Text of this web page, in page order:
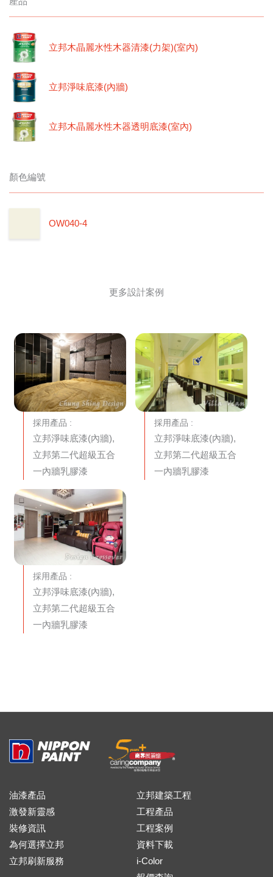
立邦木晶麗水性木器清漆(力架)(室內)
立邦淨味底漆(內牆)
立邦木晶麗水性木器透明底漆(室內)
顏色編號
OW040-4
更多設計案例
採用產品 :
立邦淨味底漆(內牆),
立邦第二代超級五合
一內牆乳膠漆
採用產品 :
立邦淨味底漆(內牆),
立邦第二代超級五合
一內牆乳膠漆
採用產品 :
立邦淨味底漆(內牆),
立邦第二代超級五合
一內牆乳膠漆
油漆產品
激發新靈感
裝修資訊
為何選擇立邦
立邦刷新服務
立邦建築工程
工程產品
工程案例
資料下載
i-Color